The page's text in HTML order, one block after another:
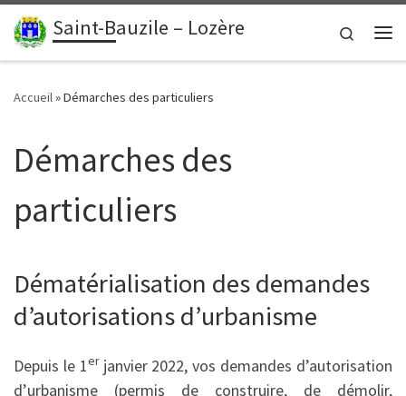
principal
Passer au contenu
Saint-Bauzile – Lozère
Search
Accueil»Démarches des particuliers
Démarches des
particuliers
Dématérialisation des demandes
d’autorisations d’urbanisme
Depuis le 1erjanvier 2022, vos demandes d’autorisation
d’urbanisme (permis de construire, de démolir,